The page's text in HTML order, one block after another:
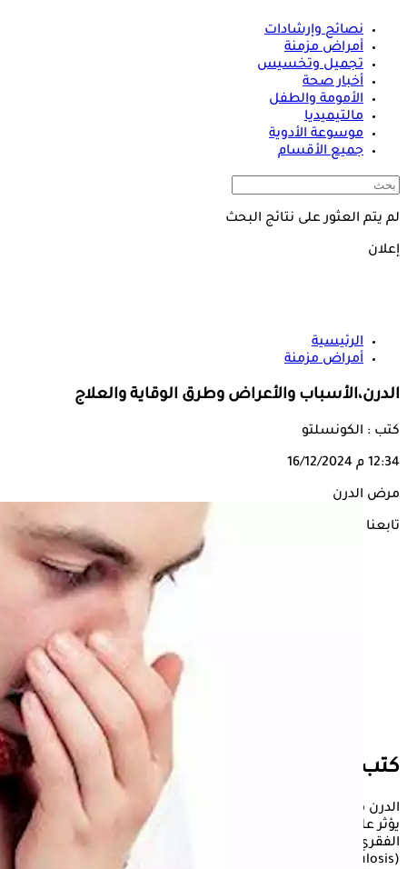
نصائح وإرشادات
أمراض مزمنة
تجميل وتخسيس
أخبار صحة
الأمومة والطفل
مالتيميديا
موسوعة الأدوية
جميع الأقسام
لم يتم العثور على نتائج البحث
إعلان
الرئيسية
أمراض مزمنة
الدرن،الأسباب والأعراض وطرق الوقاية والعلاج
كتب : الكونسلتو
12:34 م 16/12/2024
مرض الدرن
تابعنا على
كتب -الكونسلتو
الدرن هو مرض معدي يصيب الرئتين بشكل رئيسي، ولكنه يمكن أن
يؤثر على أجزاء أخرى من الجسم مثل الكلى، الدماغ، والعمود
الفقري. يُسببه نوع من البكتيريا يُسمى المتفطرة السلية
(Mycobacterium tuberculosis)، ويُنتقل عادة عبر الهواء عندما